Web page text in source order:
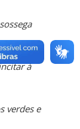
à
verdes e